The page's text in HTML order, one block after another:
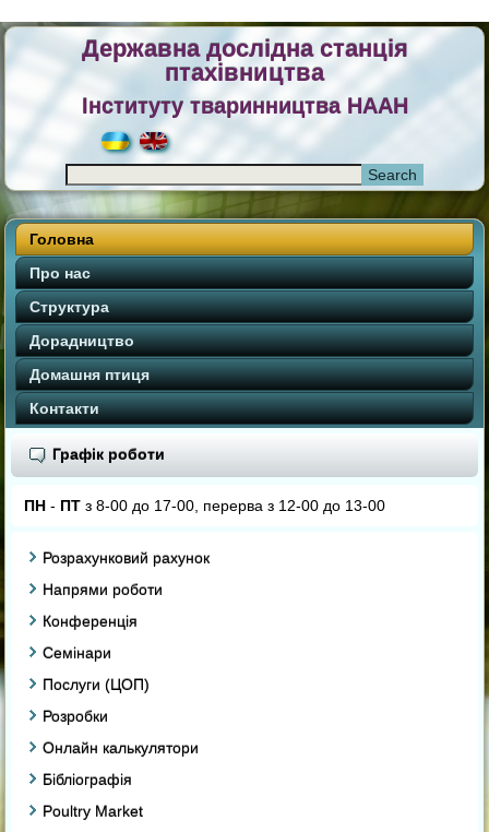
Державна дослідна станція
птахівництва
Інституту тваринництва НААН
Головна
Про нас
Структура
Дорадництво
Домашня птиця
Контакти
Графік роботи
ПН - ПТ з 8-00 до 17-00, перерва з 12-00 до 13-00
Розрахунковий рахунок
Напрями роботи
Конференція
Семінари
Послуги (ЦОП)
Розробки
Онлайн калькулятори
Бібліографія
Poultry Market